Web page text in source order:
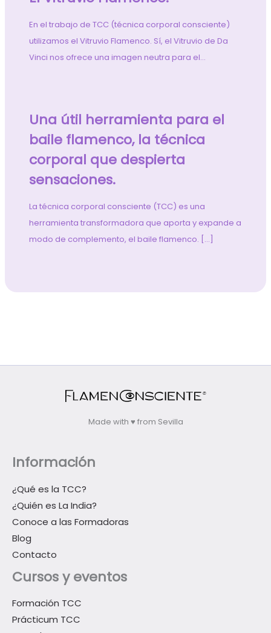
En el trabajo de TCC (técnica corporal consciente)
utilizamos el Vitruvio Flamenco. Sí, el Vitruvio de Da
Vinci nos ofrece una imagen neutra para el…
Una útil herramienta para el
baile flamenco, la técnica
corporal que despierta
sensaciones.
La técnica corporal consciente (TCC) es una
herramienta transformadora que aporta y expande a
modo de complemento, el baile flamenco. […]
Made with ♥ from Sevilla
Información
¿Qué es la TCC?
¿Quién es La India?
Conoce a las Formadoras
Blog
Contacto
Cursos y eventos
Formación TCC
Prácticum TCC